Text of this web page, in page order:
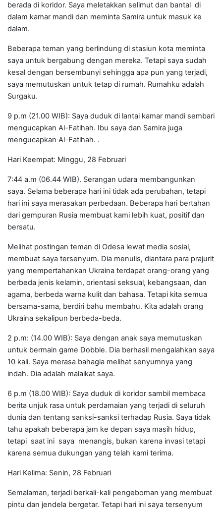
berada di koridor. Saya meletakkan selimut dan bantal di
dalam kamar mandi dan meminta Samira untuk masuk ke
dalam.
Beberapa teman yang berlindung di stasiun kota meminta
saya untuk bergabung dengan mereka. Tetapi saya sudah
kesal dengan bersembunyi sehingga apa pun yang terjadi,
saya memutuskan untuk tetap di rumah. Rumahku adalah
Surgaku.
9 p.m (21.00 WIB): Saya duduk di lantai kamar mandi sembari
mengucapkan Al-Fatihah. Ibu saya dan Samira juga
mengucapkan Al-Fatihah. .
Hari Keempat: Minggu, 28 Februari
7:44 a.m (06.44 WIB). Serangan udara membangunkan
saya. Selama beberapa hari ini tidak ada perubahan, tetapi
hari ini saya merasakan perbedaan. Beberapa hari bertahan
dari gempuran Rusia membuat kami lebih kuat, positif dan
bersatu.
Melihat postingan teman di Odesa lewat media sosial,
membuat saya tersenyum. Dia menulis, diantara para prajurit
yang mempertahankan Ukraina terdapat orang-orang yang
berbeda jenis kelamin, orientasi seksual, kebangsaan, dan
agama, berbeda warna kulit dan bahasa. Tetapi kita semua
bersama-sama, berdiri bahu membahu. Kita adalah orang
Ukraina sekalipun berbeda-beda.
2 p.m: (14.00 WIB): Saya dengan anak saya memutuskan
untuk bermain game Dobble. Dia berhasil mengalahkan saya
10 kali. Saya merasa bahagia melihat senyumnya yang
indah. Dia adalah malaikat saya.
6 p.m (18.00 WIB): Saya duduk di koridor sambil membaca
berita unjuk rasa untuk perdamaian yang terjadi di seluruh
dunia dan tentang sanksi-sanksi terhadap Rusia. Saya tidak
tahu apakah beberapa jam ke depan saya masih hidup,
tetapi saat ini saya menangis, bukan karena invasi tetapi
karena semua dukungan yang telah kami terima.
Hari Kelima: Senin, 28 Februari
Semalaman, terjadi berkali-kali pengeboman yang membuat
pintu dan jendela bergetar. Tetapi hari ini saya tersenyum